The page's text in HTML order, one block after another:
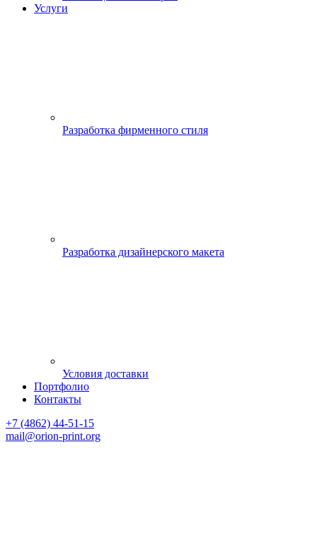
Услуги
Разработка фирменного стиля
Разработка дизайнерского макета
Условия доставки
Портфолио
Контакты
+7 (4862) 44-51-15
mail@orion-print.org